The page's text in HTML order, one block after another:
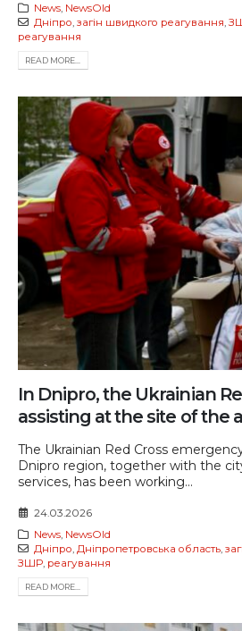
News, NewsOld
Дніпро, загін швидкого реагування,
реагування
READ MORE...
In Dnipro, the Ukrainian
assisting at the site of the
The Ukrainian Red Cross
Dnipro region, together with the
services, has been working...
24.03.2026
News, NewsOld
Дніпро, Дніпропетровська область,
ЗШР, реагування
READ MORE...